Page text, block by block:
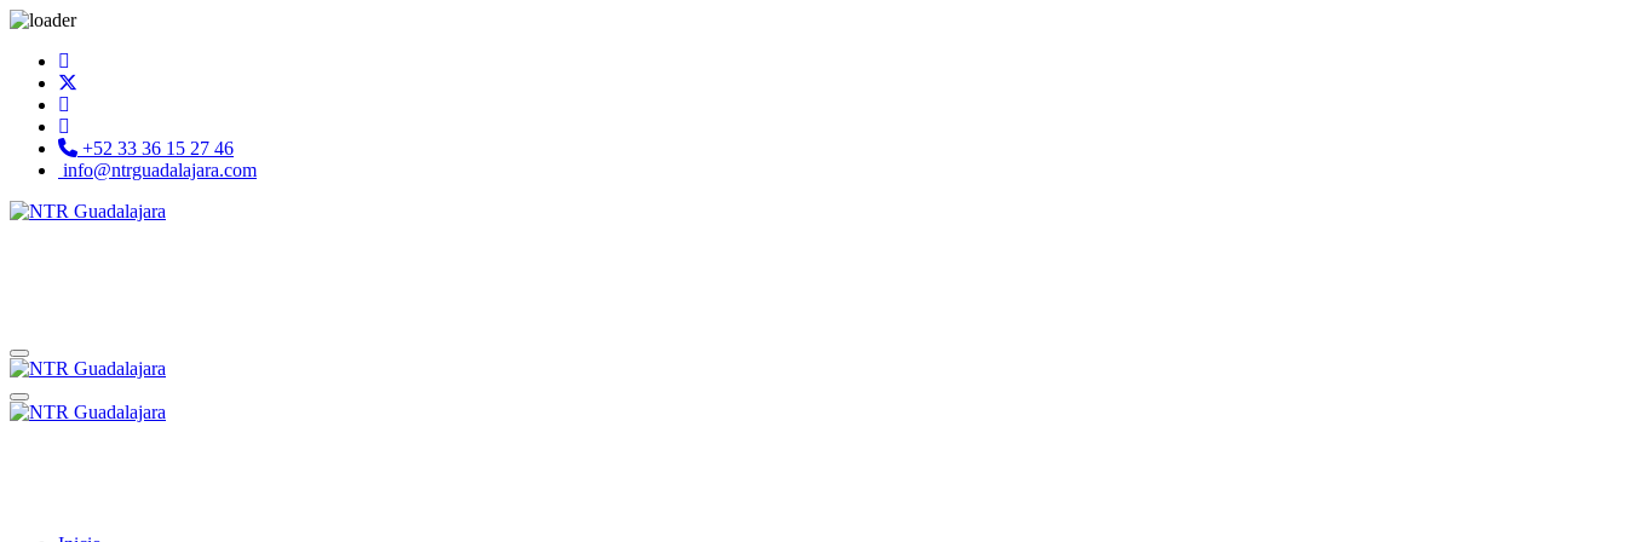
+52 33 36 15 27 46
info@ntrguadalajara.com